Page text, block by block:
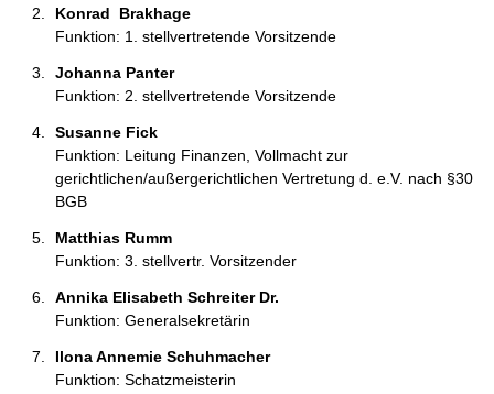
Konrad  Brakhage
Funktion: 1. stellvertretende Vorsitzende
Johanna Panter
Funktion: 2. stellvertretende Vorsitzende
Susanne Fick
Funktion: Leitung Finanzen, Vollmacht zur
gerichtlichen/außergerichtlichen Vertretung d. e.V. nach §30
BGB
Matthias Rumm
Funktion: 3. stellvertr. Vorsitzender
Annika Elisabeth Schreiter Dr.
Funktion: Generalsekretärin
Ilona Annemie Schuhmacher
Funktion: Schatzmeisterin